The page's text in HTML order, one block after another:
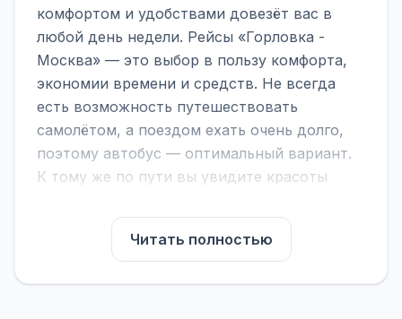
комфортом и удобствами довезёт вас в
любой день недели. Рейсы «Горловка -
Москва» — это выбор в пользу комфорта,
экономии времени и средств. Не всегда
есть возможность путешествовать
самолётом, а поездом ехать очень долго,
поэтому автобус — оптимальный вариант.
К тому же по пути вы увидите красоты
На нашем сайте вы можете найти
расписание автобусов Горловка - Москва,
сравнить рейсы и выбрать подходящий.
Читать полностью